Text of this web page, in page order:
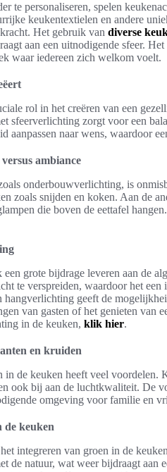
te personaliseren, spelen
keukentextielen en andere
Het gebruik van diverse
aan een uitnodigende sfeer.
waar iedereen zich welkom voelt.
rol in het creëren van een
sfeerverlichting zorgt voor een
aanpassen naar wens, waardoor
ambiance
onderbouwverlichting, is
zoals snijden en koken. Aan de
die boven de eettafel
grote bijdrage leveren aan de
te verspreiden, waardoor het
hangverlichting geeft de
van gasten of het genieten van
in de keuken, klik hier.
en kruiden
in de keuken heeft veel voordelen.
ook bij aan de luchtkwaliteit. De
omgeving voor familie en
de keuken
integreren van groen in de
de natuur, wat weer bijdraagt aan